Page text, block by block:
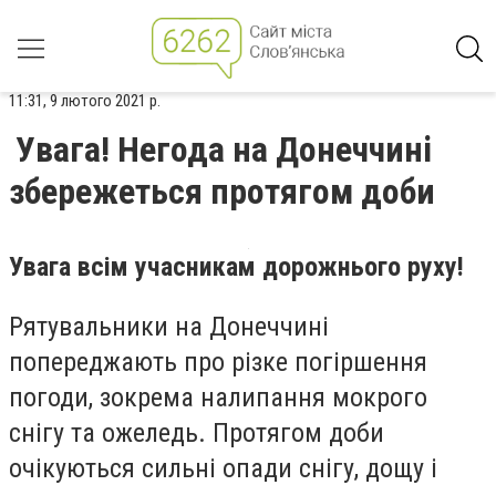
11:31, 9 лютого 2021 р.
Увага! Негода на Донеччині
збережеться протягом доби
Увага всім учасникам дорожнього руху!
Рятувальники на Донеччині
попереджають про різке погіршення
погоди, зокрема налипання мокрого
снігу та ожеледь. Протягом доби
очікуються сильні опади снігу, дощу і